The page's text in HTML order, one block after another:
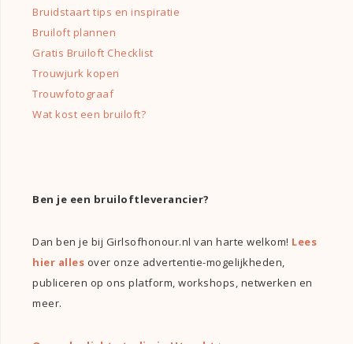
Bruidstaart tips en inspiratie
Bruiloft plannen
Gratis Bruiloft Checklist
Trouwjurk kopen
Trouwfotograaf
Wat kost een bruiloft?
Ben je een bruiloftleverancier?
Dan ben je bij Girlsofhonour.nl van harte welkom! Lees
hier alles over onze advertentie-mogelijkheden,
publiceren op ons platform, workshops, netwerken en
meer.